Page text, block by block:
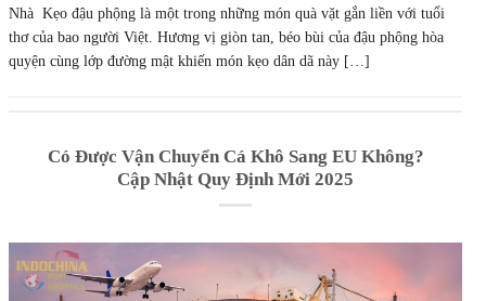
Nhà Kẹo đậu phộng là một trong những món quà vặt gắn liền với tuổi
thơ của bao người Việt. Hương vị giòn tan, béo bùi của đậu phộng hòa
quyện cùng lớp đường mật khiến món kẹo dân dã này […]
Có Được Vận Chuyển Cá Khô Sang EU Không?
Cập Nhật Quy Định Mới 2025